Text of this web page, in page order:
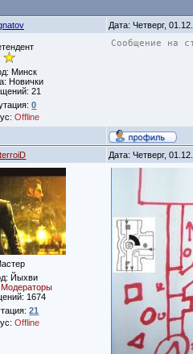
Дата: Четверг,
Минск
Новички
21
0
Offline
Сообщение на
Дата: Четверг,
Йыхви
Модераторы
1674
21
Offline